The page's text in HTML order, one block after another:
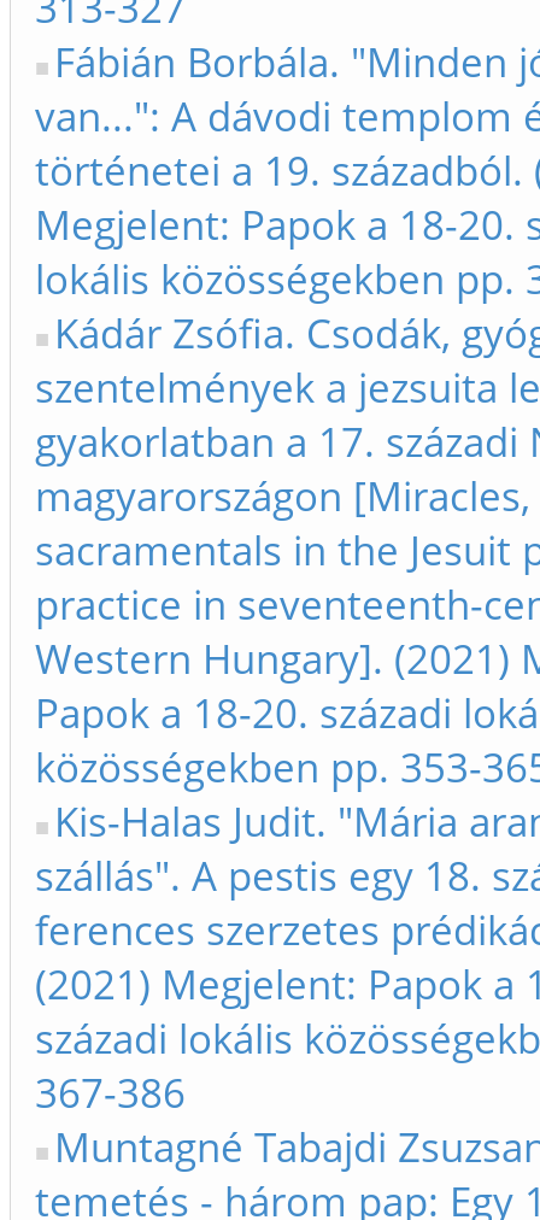
Fábián Borbála. "Minden
van...": A dávodi templom
történetei a 19. századból.
Megjelent: Papok a 18-20.
lokális közösségekben pp.
Kádár Zsófia. Csodák,
szentelmények a jezsuita
gyakorlatban a 17. századi
magyarországon
sacramentals in the Jesuit
practice in seventeenth-
Western Hungary]. (2021)
Papok a 18-20. századi
közösségekben pp. 353-
Kis-Halas Judit. "Mária
szállás". A pestis egy 18.
ferences szerzetes
(2021) Megjelent: Papok a
századi lokális
367-386
Muntagné Tabajdi
temetés - három pap: Egy